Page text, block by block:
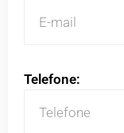
Telefone: